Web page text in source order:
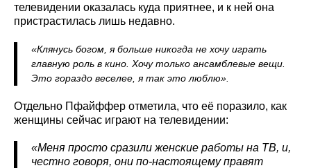
телевидении оказалась куда приятнее, и к ней она
пристрастилась лишь недавно.
«Клянусь богом, я больше никогда не хочу играть
главную роль в кино. Хочу только ансамблевые вещи.
Это гораздо веселее, я так это люблю».
Отдельно Пфайффер отметила, что её поразило, как
женщины сейчас играют на телевидении:
«Меня просто сразили женские работы на ТВ, и,
честно говоря, они по-настоящему правят